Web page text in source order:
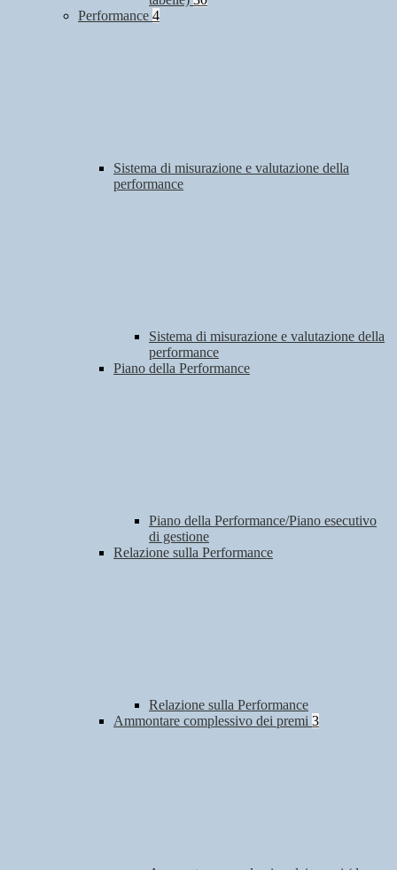
Performance 4
Sistema di misurazione e valutazione della
performance
Sistema di misurazione e valutazione della
performance
Piano della Performance
Piano della Performance/Piano esecutivo
di gestione
Relazione sulla Performance
Relazione sulla Performance
Ammontare complessivo dei premi 3